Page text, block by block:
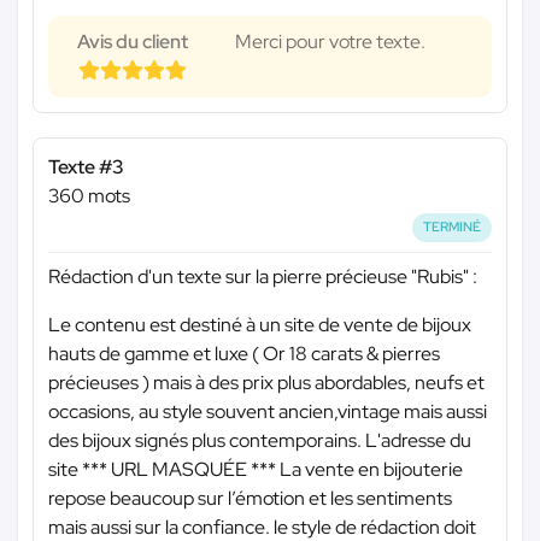
Avis du client Merci pour votre texte.
Texte #3
360 mots
TERMINÉ
Rédaction d'un texte sur la pierre précieuse "Rubis" :
Le contenu est destiné à un site de vente de bijoux
hauts de gamme et luxe ( Or 18 carats & pierres
précieuses ) mais à des prix plus abordables, neufs et
occasions, au style souvent ancien,vintage mais aussi
des bijoux signés plus contemporains. L'adresse du
site*** URL MASQUÉE *** La vente en bijouterie
repose beaucoup sur l’émotion et les sentiments
mais aussi sur la confiance. le style de rédaction doit